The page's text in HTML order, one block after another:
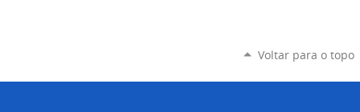
Voltar para o topo